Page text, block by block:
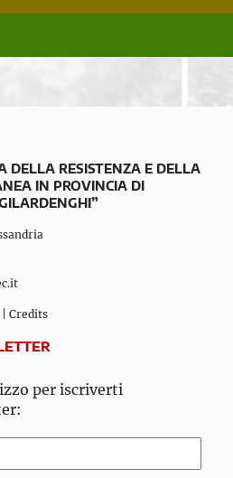
DELLA RESISTENZA E DELLA
IN PROVINCIA DI
Credits
per iscriverti